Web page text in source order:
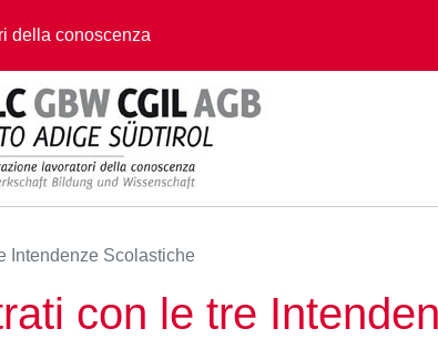
della conoscenza
Intendenze Scolastiche
con le tre